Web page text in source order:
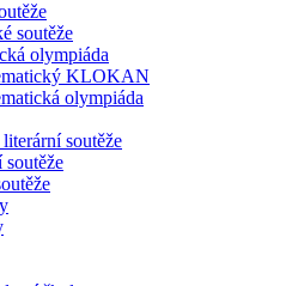
soutěže
olympiáda
KLOKAN
olympiáda
soutěže
soutěže